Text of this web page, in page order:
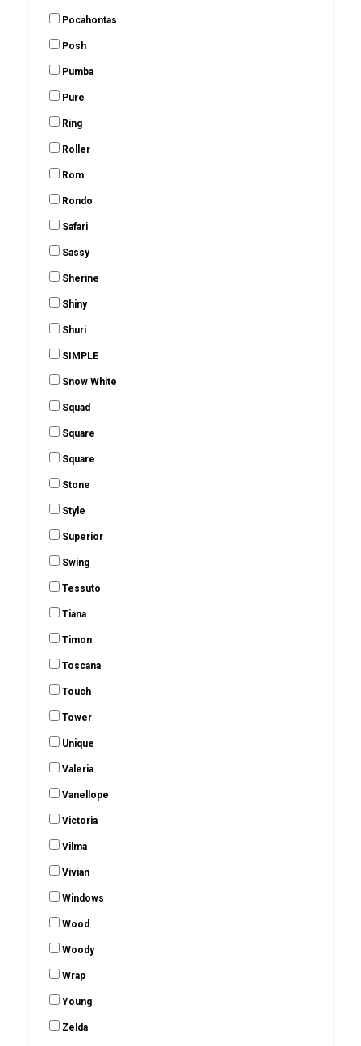
Pocahontas
Posh
Pumba
Pure
Ring
Roller
Rom
Rondo
Safari
Sassy
Sherine
Shiny
Shuri
SIMPLE
Snow White
Squad
Square
Square
Stone
Style
Superior
Swing
Tessuto
Tiana
Timon
Toscana
Touch
Tower
Unique
Valeria
Vanellope
Victoria
Vilma
Vivian
Windows
Wood
Woody
Wrap
Young
Zelda